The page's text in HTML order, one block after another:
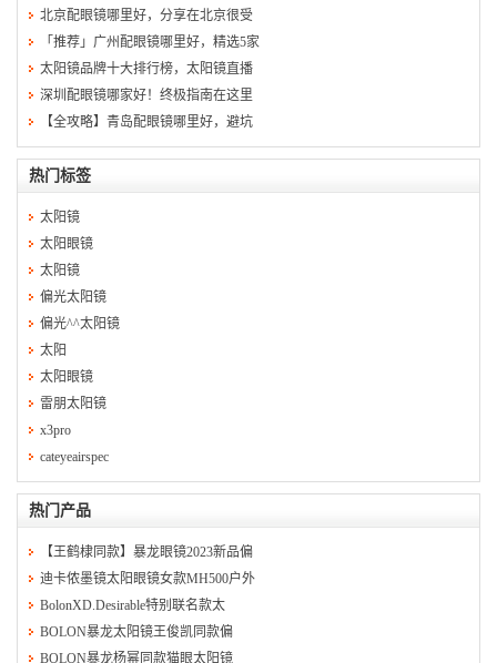
北京配眼镜哪里好，分享在北京很受
「推荐」广州配眼镜哪里好，精选5家
太阳镜品牌十大排行榜，太阳镜直播
深圳配眼镜哪家好！终极指南在这里
【全攻略】青岛配眼镜哪里好，避坑
热门标签
太阳镜
太阳眼镜
太阳镜
偏光太阳镜
偏光^^太阳镜
太阳
太阳眼镜
雷朋太阳镜
x3pro
cateyeairspec
热门产品
【王鹤棣同款】暴龙眼镜2023新品偏
迪卡侬墨镜太阳眼镜女款MH500户外
BolonXD.Desirable特别联名款太
BOLON暴龙太阳镜王俊凯同款偏
BOLON暴龙杨幂同款猫眼太阳镜